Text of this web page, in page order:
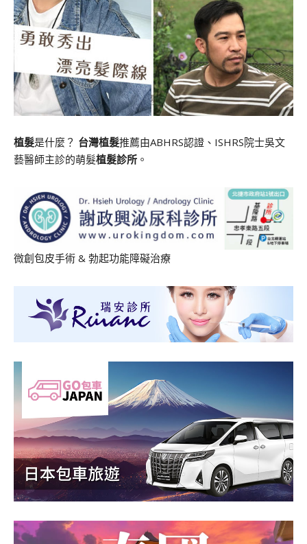
植髮是什麼？ 台灣植髮推薦由ABHRS認證、ISHRS院士吳文
藝醫師主診的萌髮植髮診所 。
微創包皮手術 & 勃起功能障礙治療